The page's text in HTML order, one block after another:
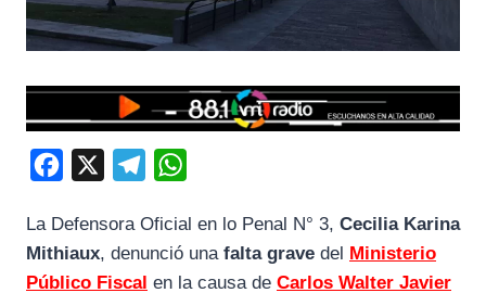
c
e
l
e
a
t
La Defensora Oficial en lo Penal N° 3, Cecilia Karina
Mithiaux, denunció una falta grave del Ministerio
Público Fiscal en la causa de Carlos Walter Javier